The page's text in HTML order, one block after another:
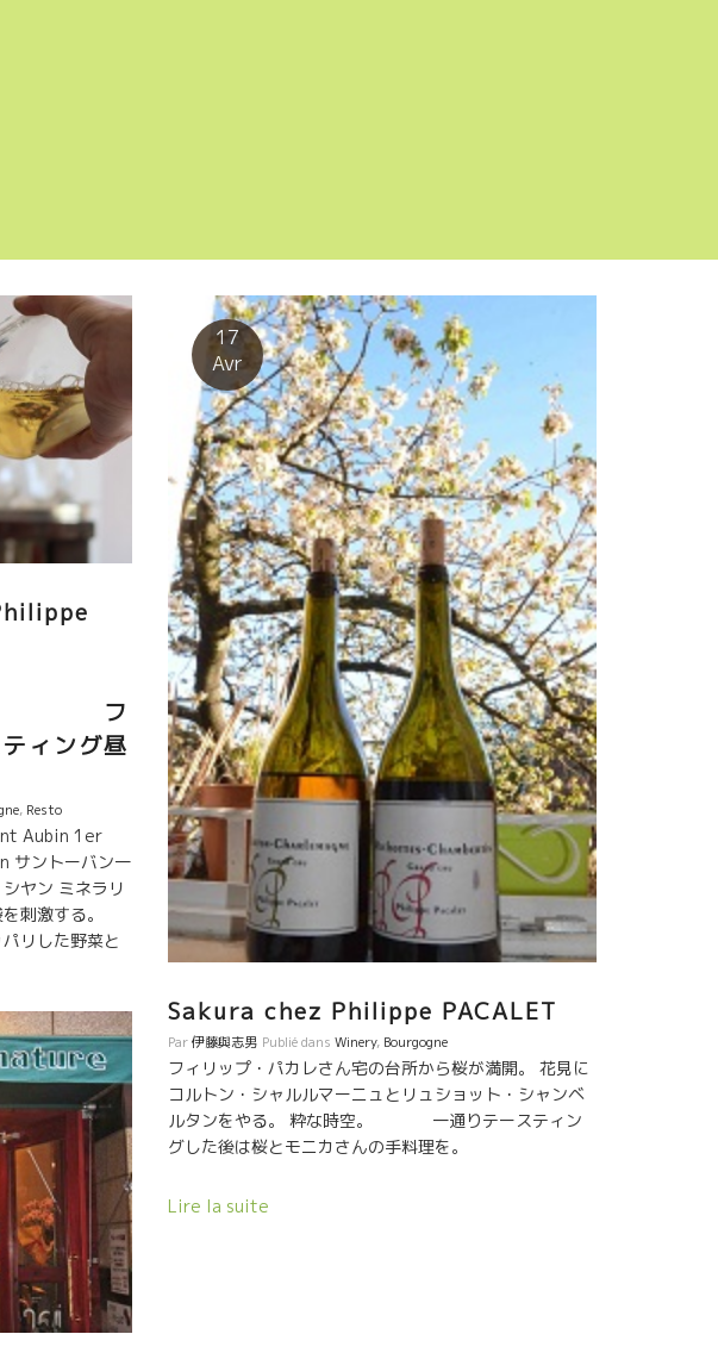
ィング昼
, Resto
Aubin 1er
サントーバン一
ヤン ミネラリ
を刺激する。
リした野菜と
ジやミュルゲ
で一緒した。
才とのこと。パ
とがある萬谷
似ている。 モニ
トだけスペイ
の焼き具合は
１級のオー・
Argillas シャ
かいもてなし
ー、美味しかっ
17
Avr
Sakura chez Philippe PACALET
Par伊藤與志男 Publié dans Winery, Bourgogne
フィリップ・パカレさん宅の台所から桜が満開。 花見に
コルトン・シャルルマーニュとリュショット・シャンベ
ルタンをやる。 粋な時空。 一通りテースティン
グした後は桜とモニカさんの手料理を。
Lire la suite